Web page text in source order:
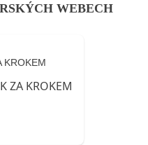
WEBECH
KROKEM